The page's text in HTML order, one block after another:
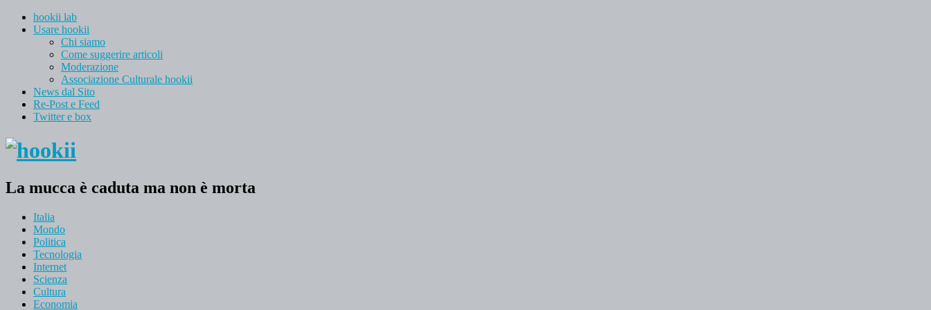
hookii lab
Usare hookii
Chi siamo
Come suggerire articoli
Moderazione
Associazione Culturale hookii
News dal Sito
Re-Post e Feed
Twitter e box
La mucca è caduta ma non è morta
Italia
Mondo
Politica
Tecnologia
Internet
Scienza
Cultura
Economia